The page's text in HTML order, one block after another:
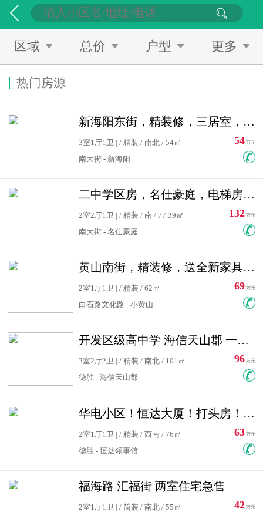
区域 总价 户型 更多
热门房源
新海阳东街，精装修，三居室，南北通透，拎包入住，单价低
3室1厅1卫 | / 精装 / 南北 / 54㎡
南大街 - 新海阳
54 万元
二中学区房，名仕豪庭，电梯房，双南卧室，单价低，急售
2室2厅1卫 | / 精装 / 南 / 77.39㎡
南大街 - 名仕豪庭
132 万元
黄山南街，精装修，送全新家具，看房有钥匙，实用面积大
2室1厅1卫 | / 精装 / 62㎡
白石路文化路 - 小黄山
69 万元
开发区级高中学 海信天山郡 一手合同没有税！ 送车位
3室2厅2卫 | / 精装 / 南北 / 101㎡
德胜 - 海信天山郡
96 万元
华电小区！恒达大厦！打头房！精装修！可低首付！随时看房！
2室1厅1卫 | / 精装 / 西南 / 76㎡
德胜 - 恒达领事馆
63 万元
福海路 汇福街 两室住宅急售
2室1厅1卫 | / 简装 / 南北 / 55㎡
42 万元